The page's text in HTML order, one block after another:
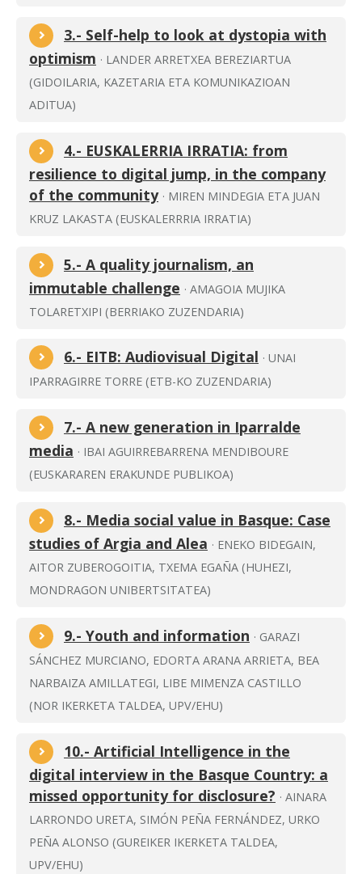
3.- Self-help to look at dystopia with
optimism · LANDER ARRETXEA BEREZIARTUA
(GIDOILARIA, KAZETARIA ETA KOMUNIKAZIOAN
ADITUA)
4.- EUSKALERRIA IRRATIA: from
resilience to digital jump, in the company
of the community · MIREN MINDEGIA ETA JUAN
KRUZ LAKASTA (EUSKALERRRIA IRRATIA)
5.- A quality journalism, an
immutable challenge · AMAGOIA MUJIKA
TOLARETXIPI (BERRIAKO ZUZENDARIA)
6.- EITB: Audiovisual Digital · UNAI
IPARRAGIRRE TORRE (ETB-KO ZUZENDARIA)
7.- A new generation in Iparralde
media · IBAI AGUIRREBARRENA MENDIBOURE
(EUSKARAREN ERAKUNDE PUBLIKOA)
8.- Media social value in Basque: Case
studies of Argia and Alea · ENEKO BIDEGAIN,
AITOR ZUBEROGOITIA, TXEMA EGAÑA (HUHEZI,
MONDRAGON UNIBERTSITATEA)
9.- Youth and information · GARAZI
SÁNCHEZ MURCIANO, EDORTA ARANA ARRIETA, BEA
NARBAIZA AMILLATEGI, LIBE MIMENZA CASTILLO
(NOR IKERKETA TALDEA, UPV/EHU)
10.- Artificial Intelligence in the
digital interview in the Basque Country: a
missed opportunity for disclosure? · AINARA
LARRONDO URETA, SIMÓN PEÑA FERNÁNDEZ, URKO
PEÑA ALONSO (GUREIKER IKERKETA TALDEA,
UPV/EHU)